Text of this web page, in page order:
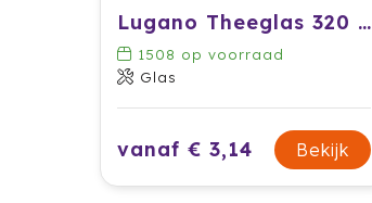
Lugano Theeglas 320 ml
1508 op voorraad
Glas
vanaf € 3,14 Bekijk